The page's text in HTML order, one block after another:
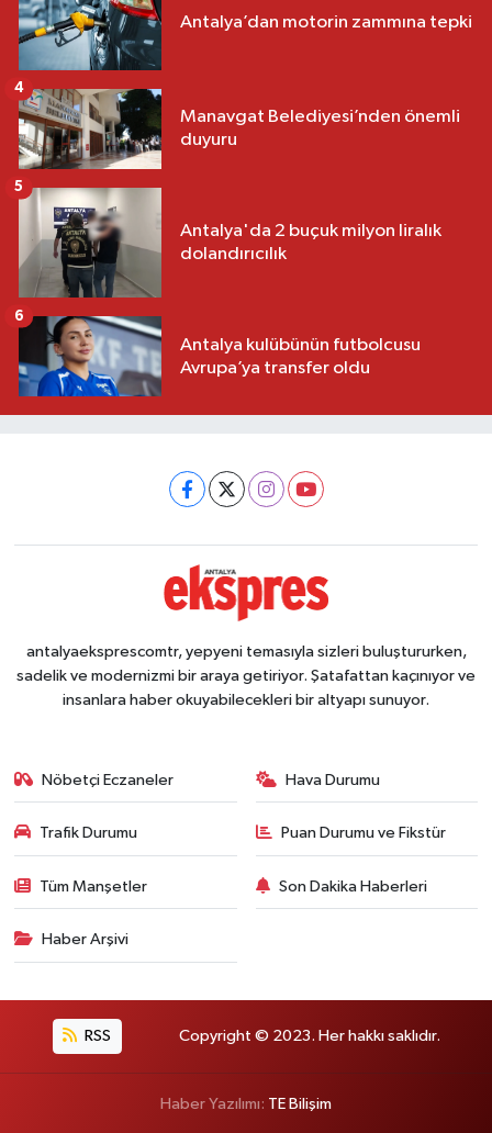
Antalya’dan motorin zammına tepki
Manavgat Belediyesi’nden önemli
duyuru
4
Antalya'da 2 buçuk milyon liralık
dolandırıcılık
5
Antalya kulübünün futbolcusu
Avrupa’ya transfer oldu
6
antalyaeksprescomtr, yepyeni temasıyla sizleri buluştururken,
sadelik ve modernizmi bir araya getiriyor. Şatafattan kaçınıyor ve
insanlara haber okuyabilecekleri bir altyapı sunuyor.
Nöbetçi Eczaneler Hava Durumu
Trafik Durumu Puan Durumu ve Fikstür
Tüm Manşetler Son Dakika Haberleri
Haber Arşivi
RSS Copyright © 2023. Her hakkı saklıdır.
Haber Yazılımı: TE Bilişim